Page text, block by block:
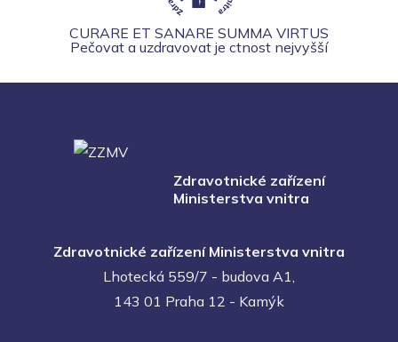
CURARE ET SANARE SUMMA VIRTUS
Pečovat a uzdravovat je ctnost nejvyšší
Zdravotnické zařízení
Ministerstva vnitra
Zdravotnické zařízení Ministerstva vnitra
Lhotecká 559/7 - budova A1,
143 01 Praha 12 - Kamýk